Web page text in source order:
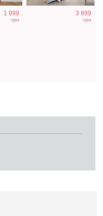
1 999
грн
3 899
грн